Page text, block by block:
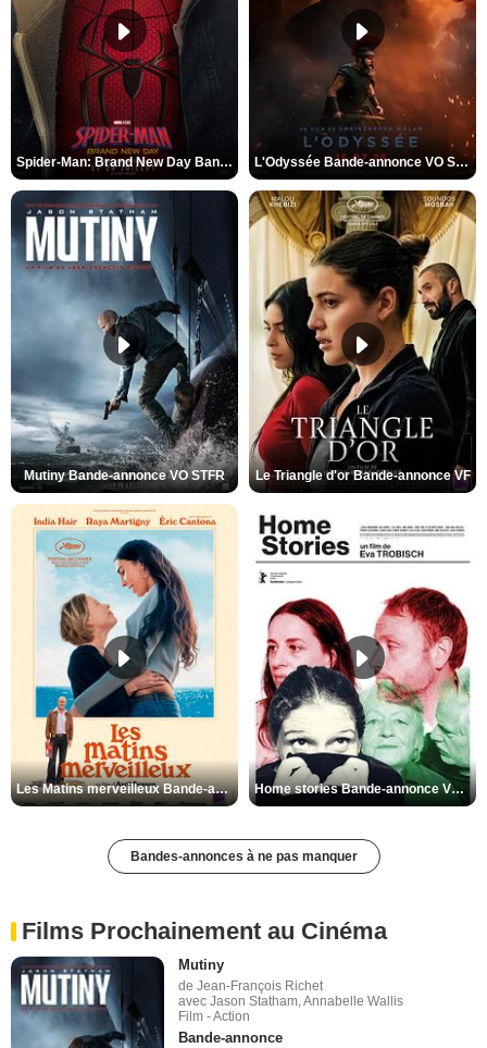
Spider-Man: Brand New Day Bande-annonce VO STFR L'Odyssée Bande-annonce VO STFR
Mutiny Bande-annonce VO STFR Le Triangle d'or Bande-annonce VF
Les Matins merveilleux Bande-annonce VF Home stories Bande-annonce VO STFR
Bandes-annonces à ne pas manquer
Films Prochainement au Cinéma
Mutiny
de Jean-François Richet
avec Jason Statham, Annabelle Wallis
Film - Action
Bande-annonce